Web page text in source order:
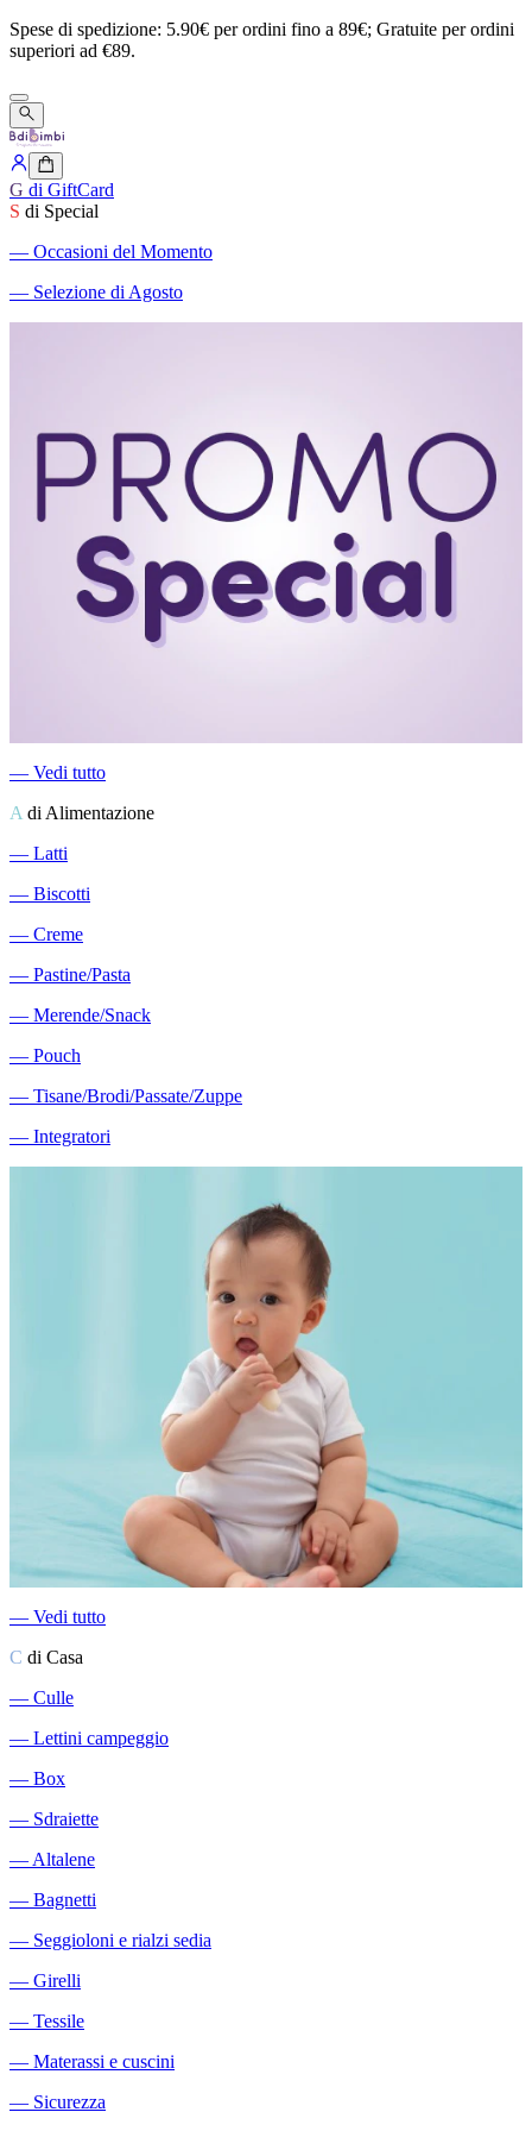
Spese di spedizione: 5.90€ perordini fino a 89€; Gratuite perordini
superiori ad €89.
G di GiftCard
S di Special
― Occasioni del Momento
― Selezione di Agosto
― Vedi tutto
A di Alimentazione
― Latti
― Biscotti
― Creme
― Pastine/Pasta
― Merende/Snack
― Pouch
― Tisane/Brodi/Passate/Zuppe
― Integratori
― Vedi tutto
C di Casa
― Culle
― Lettini campeggio
― Box
― Sdraiette
―Altalene
― Bagnetti
― Seggioloni e rialzi sedia
― Girelli
― Tessile
― Materassi e cuscini
― Sicurezza